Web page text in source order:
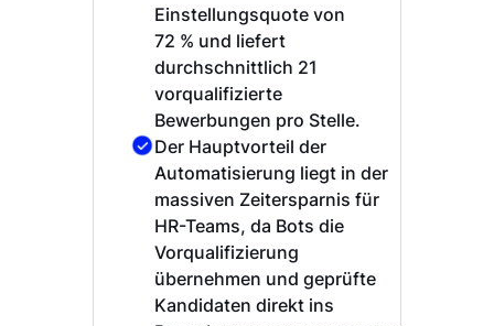
Einstellungsquote von
72 % und liefert
durchschnittlich 21
vorqualifizierte
Bewerbungen pro Stelle.
Der Hauptvorteil der
Automatisierung liegt in der
massiven Zeitersparnis für
HR-Teams, da Bots die
Vorqualifizierung
übernehmen und geprüfte
Kandidaten direkt ins